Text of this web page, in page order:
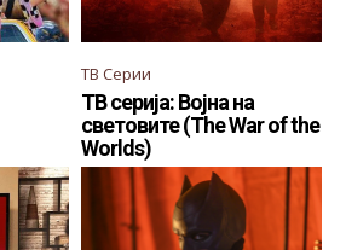
ТВ Серии
ТВ серија: Војна на
световите (The War of the
Worlds)